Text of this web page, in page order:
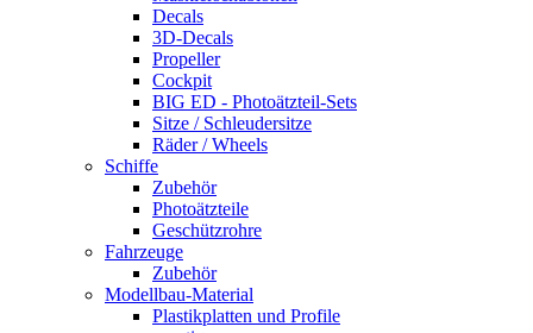
Decals
3D-Decals
Propeller
Cockpit
BIG ED - Photoätzteil-Sets
Sitze / Schleudersitze
Räder / Wheels
Schiffe
Zubehör
Photoätzteile
Geschützrohre
Fahrzeuge
Zubehör
Modellbau-Material
Plastikplatten und Profile